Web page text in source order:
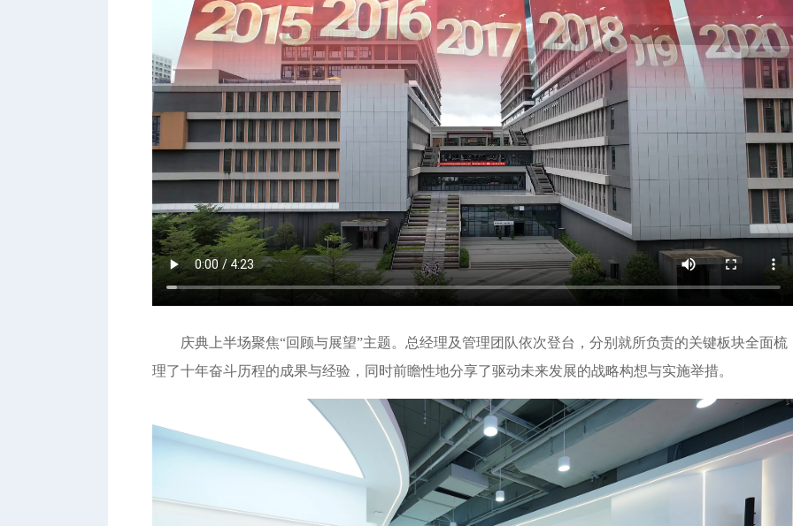
庆典上半场聚焦“回顾与展望”主题。总经理及管理团队依次登台，分别就所负责的关键板块全面梳
理了十年奋斗历程的成果与经验，同时前瞻性地分享了驱动未来发展的战略构想与实施举措。